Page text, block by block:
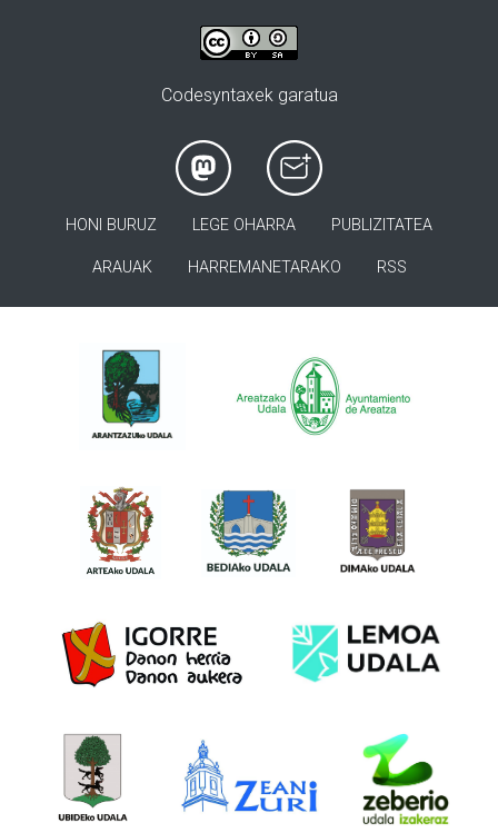
Codesyntaxek garatua
HONI BURUZ LEGE OHARRA PUBLIZITATEA
ARAUAK HARREMANETARAKO RSS